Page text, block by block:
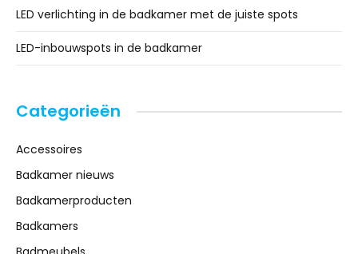
LED verlichting in de badkamer met de juiste spots
LED-inbouwspots in de badkamer
Categorieën
Accessoires
Badkamer nieuws
Badkamerproducten
Badkamers